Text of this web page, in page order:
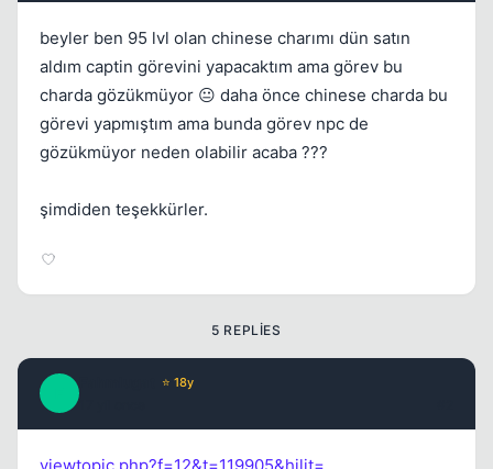
beyler ben 95 lvl olan chinese charımı dün satın
aldım captin görevini yapacaktım ama görev bu
charda gözükmüyor 😐 daha önce chinese charda bu
görevi yapmıştım ama bunda görev npc de
gözükmüyor neden olabilir acaba ???
şimdiden teşekkürler.
5 REPLIES
⭐ 18y